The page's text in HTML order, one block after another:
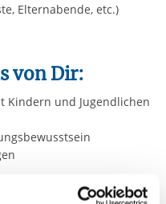
Elternabende, etc.)
von Dir:
Kindern und Jugendlichen